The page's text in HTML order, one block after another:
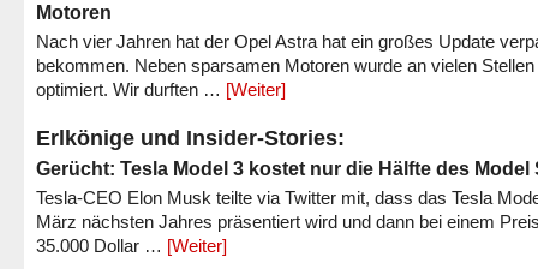
Motoren
Nach vier Jahren hat der Opel Astra hat ein großes Update
bekommen. Neben sparsamen Motoren wurde an vielen Stellen
optimiert. Wir durften … [Weiter]
Erlkönige und Insider-Stories:
Gerücht: Tesla Model 3 kostet nur die Hälfte des Model
Tesla-CEO Elon Musk teilte via Twitter mit, dass das Tesla
März nächsten Jahres präsentiert wird und dann bei einem
35.000 Dollar … [Weiter]